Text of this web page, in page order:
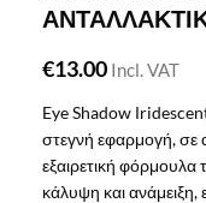
€13.00 Incl. VAT
Eye Shadow
στεγνή εφαρμογή, σε
εξαιρετική φόρμουλα
κάλυψη και